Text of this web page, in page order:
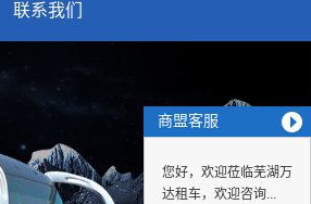
联系我们
商盟客服
您好，欢迎莅临芜湖万
达租车，欢迎咨询...